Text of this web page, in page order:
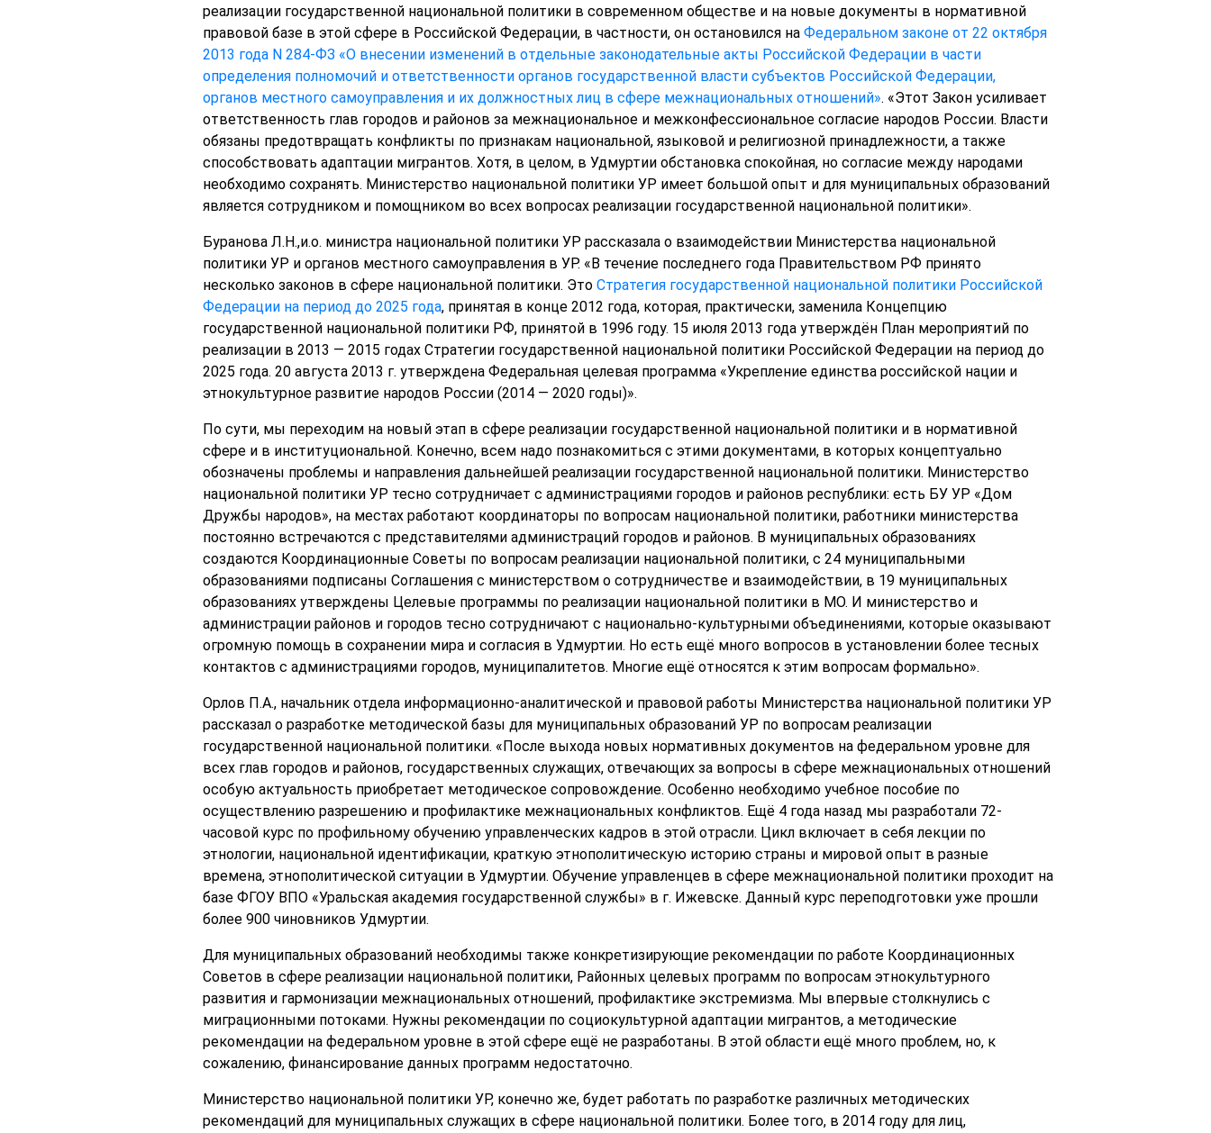
реализации государственной национальной политики в современном обществе и на новые документы в нормативной
правовой базе в этой сфере в Российской Федерации, в частности, он остановился на Федеральном законе от 22 октября
2013 года N 284-ФЗ «О внесении изменений в отдельные законодательные акты Российской Федерации в части
определения полномочий и ответственности органов государственной власти субъектов Российской Федерации,
органов местного самоуправления и их должностных лиц в сфере межнациональных отношений». «Этот Закон усиливает
ответственность глав городов и районов за межнациональное и межконфессиональное согласие народов России. Власти
обязаны предотвращать конфликты по признакам национальной, языковой и религиозной принадлежности, а также
способствовать адаптации мигрантов. Хотя, в целом, в Удмуртии обстановка спокойная, но согласие между народами
необходимо сохранять. Министерство национальной политики УР имеет большой опыт и для муниципальных образований
является сотрудником и помощником во всех вопросах реализации государственной национальной политики».
Буранова Л.Н.,и.о. министра национальной политики УР рассказала о взаимодействии Министерства национальной
политики УР и органов местного самоуправления в УР. «В течение последнего года Правительством РФ принято
несколько законов в сфере национальной политики. Это Стратегия государственной национальной политики Российской
Федерации на период до 2025 года, принятая в конце 2012 года, которая, практически, заменила Концепцию
государственной национальной политики РФ, принятой в 1996 году. 15 июля 2013 года утверждён План мероприятий по
реализации в 2013 — 2015 годах Стратегии государственной национальной политики Российской Федерации на период до
2025 года. 20 августа 2013 г. утверждена Федеральная целевая программа «Укрепление единства российской нации и
этнокультурное развитие народов России (2014 — 2020 годы)».
По сути, мы переходим на новый этап в сфере реализации государственной национальной политики и в нормативной
сфере и в институциональной. Конечно, всем надо познакомиться с этими документами, в которых концептуально
обозначены проблемы и направления дальнейшей реализации государственной национальной политики. Министерство
национальной политики УР тесно сотрудничает с администрациями городов и районов республики: есть БУ УР «Дом
Дружбы народов», на местах работают координаторы по вопросам национальной политики, работники министерства
постоянно встречаются с представителями администраций городов и районов. В муниципальных образованиях
создаются Координационные Советы по вопросам реализации национальной политики, с 24 муниципальными
образованиями подписаны Соглашения с министерством о сотрудничестве и взаимодействии, в 19 муниципальных
образованиях утверждены Целевые программы по реализации национальной политики в МО. И министерство и
администрации районов и городов тесно сотрудничают с национально-культурными объединениями, которые оказывают
огромную помощь в сохранении мира и согласия в Удмуртии. Но есть ещё много вопросов в установлении более тесных
контактов с администрациями городов, муниципалитетов. Многие ещё относятся к этим вопросам формально».
Орлов П.А., начальник отдела информационно-аналитической и правовой работы Министерства национальной политики УР
рассказал о разработке методической базы для муниципальных образований УР по вопросам реализации
государственной национальной политики. «После выхода новых нормативных документов на федеральном уровне для
всех глав городов и районов, государственных служащих, отвечающих за вопросы в сфере межнациональных отношений
особую актуальность приобретает методическое сопровождение. Особенно необходимо учебное пособие по
осуществлению разрешению и профилактике межнациональных конфликтов. Ещё 4 года назад мы разработали 72-
часовой курс по профильному обучению управленческих кадров в этой отрасли. Цикл включает в себя лекции по
этнологии, национальной идентификации, краткую этнополитическую историю страны и мировой опыт в разные
времена, этнополитической ситуации в Удмуртии. Обучение управленцев в сфере межнациональной политики проходит на
базе ФГОУ ВПО «Уральская академия государственной службы» в г. Ижевске. Данный курс переподготовки уже прошли
более 900 чиновников Удмуртии.
Для муниципальных образований необходимы также конкретизирующие рекомендации по работе Координационных
Советов в сфере реализации национальной политики, Районных целевых программ по вопросам этнокультурного
развития и гармонизации межнациональных отношений, профилактике экстремизма. Мы впервые столкнулись с
миграционными потоками. Нужны рекомендации по социокультурной адаптации мигрантов, а методические
рекомендации на федеральном уровне в этой сфере ещё не разработаны. В этой области ещё много проблем, но, к
сожалению, финансирование данных программ недостаточно.
Министерство национальной политики УР, конечно же, будет работать по разработке различных методических
рекомендаций для муниципальных служащих в сфере национальной политики. Более того, в 2014 году для лиц,